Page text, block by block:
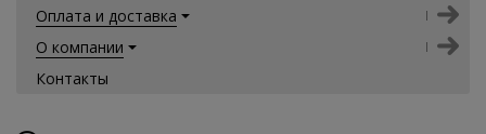
Оплата и доставка
О компании
Контакты